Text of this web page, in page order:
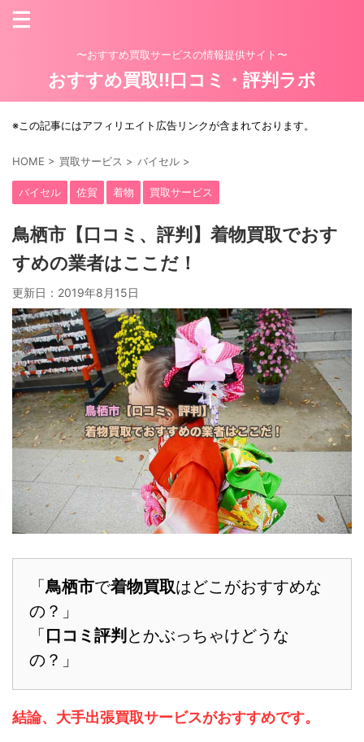
〜おすすめ買取サービスの情報提供サイト〜
おすすめ買取!!口コミ・評判ラボ
※この記事にはアフィリエイト広告リンクが含まれております。
HOME > 買取サービス > バイセル >
バイセル 佐賀 着物 買取サービス
鳥栖市【口コミ、評判】着物買取でおす
すめの業者はここだ！
更新日： 2019年8月15日
「鳥栖市で着物買取はどこがおすすめな
の？」
「口コミ評判 とかぶっちゃけどうな
の？」
結論、大手出張買取サービスがおすすめです。